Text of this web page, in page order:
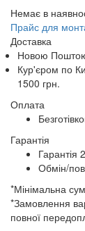
Немає в
Прайс для
Доставка
Новою Поштою
Кур'єром по
1500 грн.
Оплата
Гарантія
Гарантія
Обмін/
*Мінімальна
*Замовлення
повної